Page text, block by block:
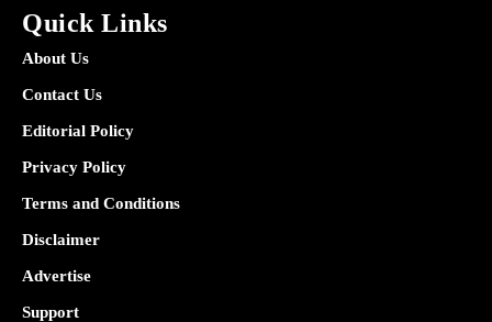
Quick Links
About Us
Contact Us
Editorial Policy
Privacy Policy
Terms and Conditions
Disclaimer
Advertise
Support